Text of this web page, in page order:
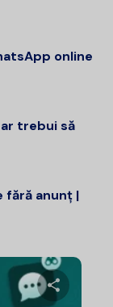
online
trebui să
fără anunț |